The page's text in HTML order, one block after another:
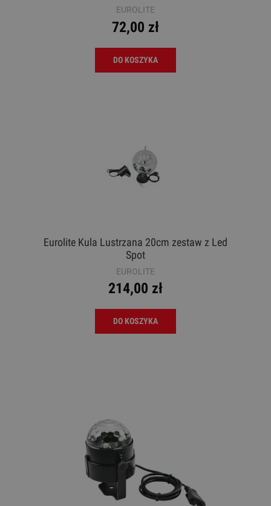
EUROLITE
72,00 zł
DO KOSZYKA
Eurolite Kula Lustrzana 20cm zestaw z Led
Spot
EUROLITE
214,00 zł
DO KOSZYKA